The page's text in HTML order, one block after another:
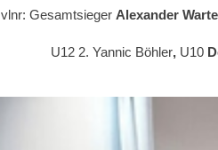
vlnr: Gesamtsieger Alexander
U12 2. Yannic Böhler, U10